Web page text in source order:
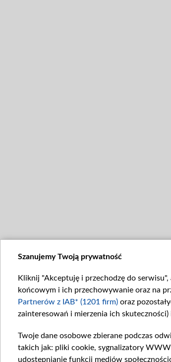
Szanujemy Twoją prywatność
Kliknij "Akceptuję i przechodzę do
końcowym i ich przechowywanie oraz na
Partnerów z IAB* (1201 firm) oraz
zainteresowań i mierzenia ich
Twoje dane osobowe zbierane podczas
takich jak: pliki cookie, sygnalizatory
udostępnianie funkcji mediów